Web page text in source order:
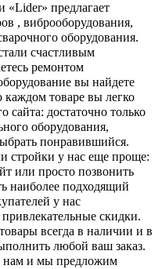
«Lider» предлагает
, виброоборудования,
оборудования.
счастливым
ремонтом
вы найдете
товаре вы легко
сайта: достаточно только
оборудования,
понравившийся.
стройки у нас еще проще:
или просто позвонить
наиболее подходящий
у нас
скидки.
всегда в наличии и в
любой ваш заказ.
нам и мы предложим